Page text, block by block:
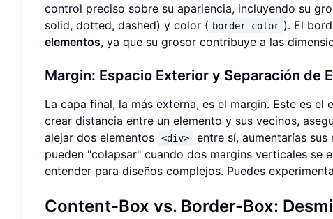
control preciso sobre su apariencia, incluyendo su
solid, dotted, dashed) y color ( border-color ). El
elementos, ya que su grosor contribuye a las
Margin: Espacio Exterior y Separación de
La capa final, la más externa, es el margin. Este es el
crear distancia entre un elemento y sus vecinos,
alejar dos elementos
<div>
entre sí, aumentarías
pueden "colapsar" cuando dos margins verticales se
entender para diseños complejos. Puedes
Content-Box vs. Border-Box: